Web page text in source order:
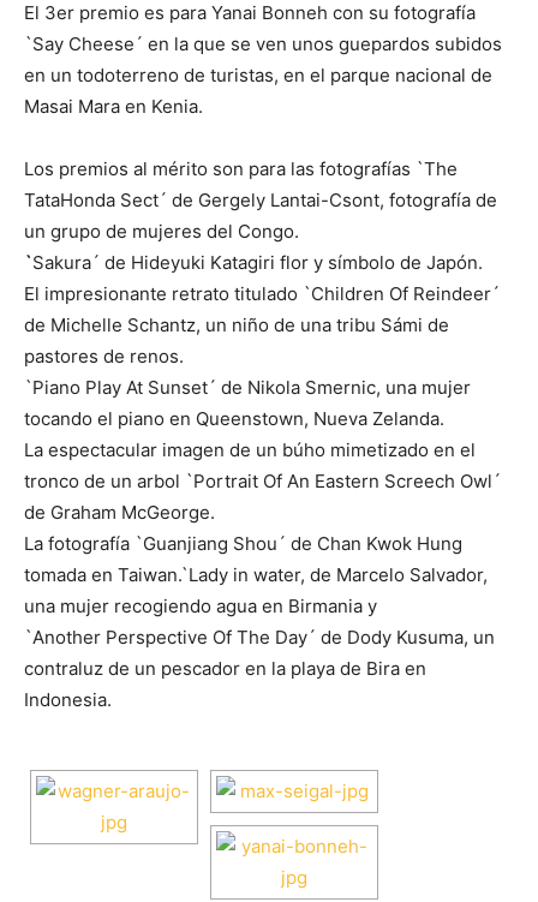
El 3er premio es para Yanai Bonneh con su fotografía
`Say Cheese´ en la que se ven unos guepardos subidos
en un todoterreno de turistas, en el parque nacional de
Masai Mara en Kenia.
Los premios al mérito son para las fotografías `The
TataHonda Sect´ de Gergely Lantai-Csont, fotografía de
un grupo de mujeres del Congo.
`Sakura´ de Hideyuki Katagiri flor y símbolo de Japón.
El impresionante retrato titulado `Children Of Reindeer´
de Michelle Schantz, un niño de una tribu Sámi de
pastores de renos.
`Piano Play At Sunset´ de Nikola Smernic, una mujer
tocando el piano en Queenstown, Nueva Zelanda.
La espectacular imagen de un búho mimetizado en el
tronco de un arbol `Portrait Of An Eastern Screech Owl´
de Graham McGeorge.
La fotografía `Guanjiang Shou´ de Chan Kwok Hung
tomada en Taiwan.`Lady in water, de Marcelo Salvador,
una mujer recogiendo agua en Birmania y
`Another Perspective Of The Day´ de Dody Kusuma, un
contraluz de un pescador en la playa de Bira en
Indonesia.